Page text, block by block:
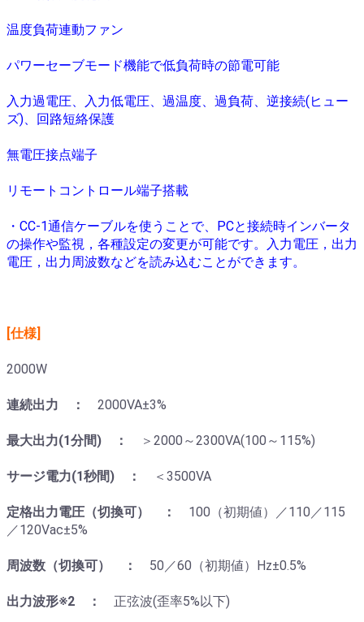
温度負荷連動ファン
パワーセーブモード機能で低負荷時の節電可能
入力過電圧、入力低電圧、過温度、過負荷、逆接続(ヒュー
ズ)、回路短絡保護
無電圧接点端子
リモートコントロール端子搭載
・CC-1通信ケーブルを使うことで、PCと接続時インバータ
の操作や監視，各種設定の変更が可能です。入力電圧，出力
電圧，出力周波数などを読み込むことができます。
[仕様]
2000W
連続出力 ： 2000VA±3%
最大出力(1分間) ： ＞2000～2300VA(100～115%)
サージ電力(1秒間) ： ＜3500VA
定格出力電圧（切換可） ： 100（初期値）／110／115
／120Vac±5%
周波数（切換可） ： 50／60（初期値）Hz±0.5%
出力波形※2 ： 正弦波(歪率5%以下)